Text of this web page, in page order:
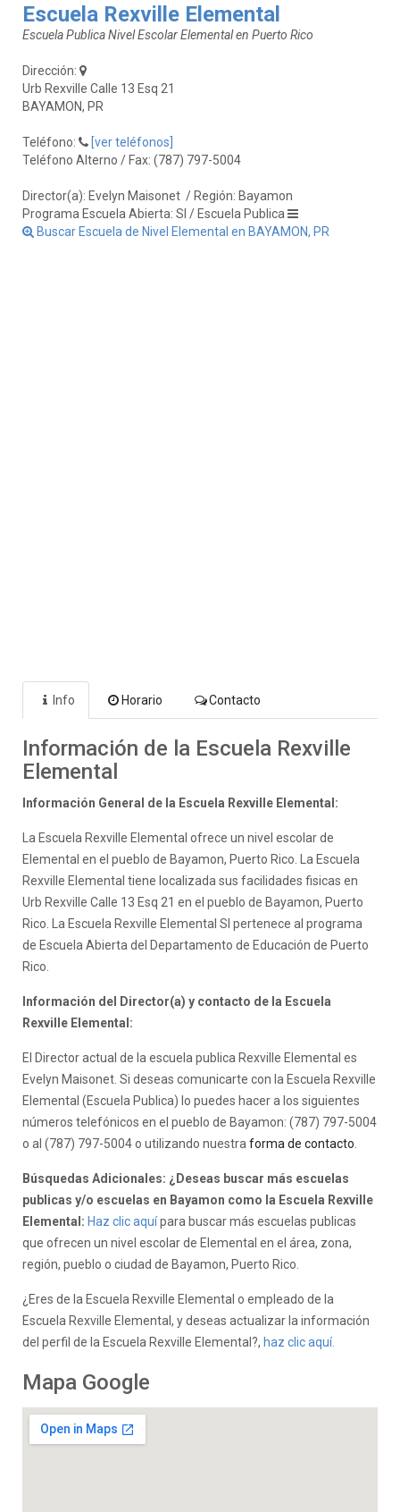
Escuela Rexville Elemental
Escuela Publica Nivel Escolar Elemental en Puerto Rico
Dirección:
Urb Rexville Calle 13 Esq 21
BAYAMON, PR
Teléfono:
[ver teléfonos]
Teléfono Alterno / Fax: (787) 797-5004
Director(a): Evelyn Maisonet / Región: Bayamon
Programa Escuela Abierta: SI / Escuela Publica
Buscar Escuela de Nivel Elemental en BAYAMON, PR
Info Horario Contacto
Información de la Escuela Rexville
Elemental
Información General de la Escuela Rexville Elemental:
La Escuela Rexville Elemental ofrece un nivel escolar de
Elemental en el pueblo de Bayamon, Puerto Rico. La Escuela
Rexville Elemental tiene localizada sus facilidades fisicas en
Urb Rexville Calle 13 Esq 21 en el pueblo de Bayamon, Puerto
Rico. La Escuela Rexville Elemental SI pertenece al programa
de Escuela Abierta del Departamento de Educación de Puerto
Rico.
Información del Director(a) y contacto de la Escuela
Rexville Elemental:
El Director actual de la escuela publica Rexville Elemental es
Evelyn Maisonet. Si deseas comunicarte con la Escuela Rexville
Elemental (Escuela Publica) lo puedes hacer a los siguientes
números telefónicos en el pueblo de Bayamon: (787) 797-5004
o al (787) 797-5004 o utilizando nuestra forma de contacto
Búsquedas Adicionales: ¿Deseas buscar más escuelas
publicas y/o escuelas en Bayamon como la Escuela Rexville
Elemental: Haz clic aquípara buscar más escuelas publicas
que ofrecen un nivel escolar de Elemental en el área, zona,
región, pueblo o ciudad de Bayamon, Puerto Rico.
¿Eres de la Escuela Rexville Elemental o empleado de la
Escuela Rexville Elemental, y deseas actualizar la información
del perfil de la Escuela Rexville Elemental?, haz clic aquí.
Mapa Google